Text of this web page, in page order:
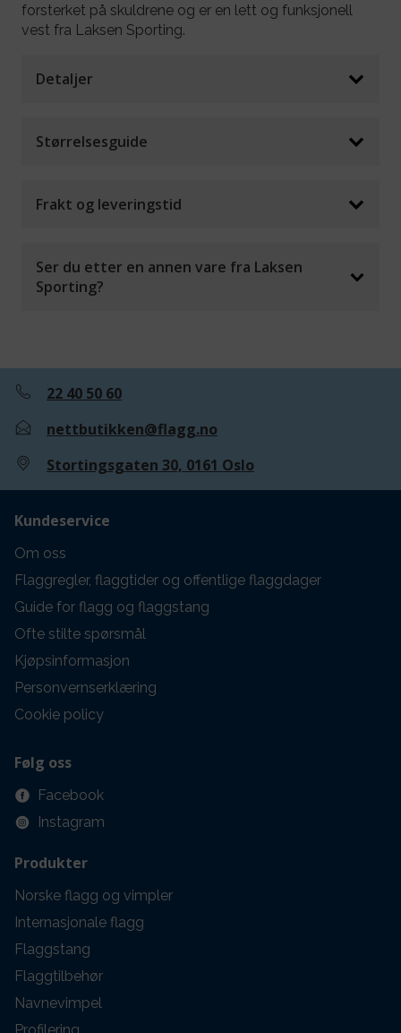
forsterket på skuldrene og er en lett og funksjonell
vest fra Laksen Sporting.
Detaljer
Størrelsesguide
Frakt og leveringstid
Ser du etter en annen vare fra Laksen
Sporting?
22 40 50 60
nettbutikken@flagg.no
Stortingsgaten 30, 0161 Oslo
Kundeservice
Om oss
Flaggregler, flaggtider og offentlige flaggdager
Guide for flagg og flaggstang
Ofte stilte spørsmål
Kjøpsinformasjon
Personvernserklæring
Cookie policy
Følg oss
Facebook
Instagram
Produkter
Norske flagg og vimpler
Internasjonale flagg
Flaggstang
Flaggtilbehør
Navnevimpel
Profilering